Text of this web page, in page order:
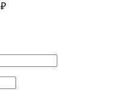
₽